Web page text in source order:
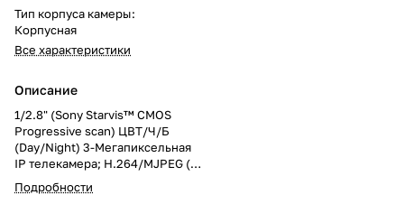
Тип корпуса камеры:
Корпусная
Все характеристики
Описание
1/2.8" (Sony Starvis™ CMOS
Progressive scan) ЦВТ/Ч/Б
(Day/Night) 3-Мегапиксельная
IP телекамера; H.264/MJPEG (3-
потоковая передача);
разрешение до 3Мп:
Подробности